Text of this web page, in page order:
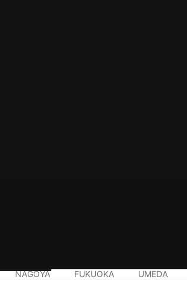
NAGOYA FUKUOKA UMEDA